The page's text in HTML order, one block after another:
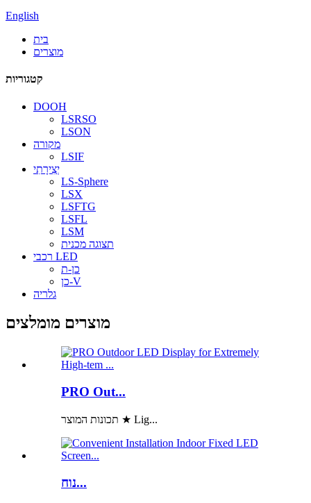
English
בית
מוצרים
קטגוריות
DOOH
LSRSO
LSON
מקורה
LSIF
יְצִירָתִי
LS-Sphere
LSX
LSFTG
LSFL
LSM
תצוגה מכנית
רכבי LED
כן-ת
כן-V
גלריה
מוצרים מומלצים
PRO Out...
תכונות המוצר ★ Lig...
נוח...